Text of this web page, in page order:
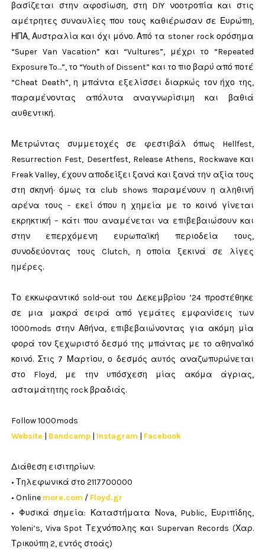
βασίζεται στην αφοσίωση, στη DIY νοοτροπία και στις
αμέτρητες συναυλίες που τους καθιέρωσαν σε Ευρώπη,
ΗΠΑ, Αυστραλία και όχι μόνο. Από τα stoner rock ορόσημα
“Super Van Vacation” και “Vultures”, μέχρι το “Repeated
Exposure To…”, το “Youth of Dissent” και το πιο βαρύ από ποτέ
“Cheat Death”, η μπάντα εξελίσσει διαρκώς τον ήχο της,
παραμένοντας απόλυτα αναγνωρίσιμη και βαθιά
αυθεντική.
Μετρώντας συμμετοχές σε φεστιβάλ όπως Hellfest,
Resurrection Fest, Desertfest, Release Athens, Rockwave και
Freak Valley, έχουν αποδείξει ξανά και ξανά την αξία τους
στη σκηνή· όμως τα club shows παραμένουν η αληθινή
αρένα τους - εκεί όπου η χημεία με το κοινό γίνεται
εκρηκτική – κάτι που αναμένεται να επιβεβαιώσουν και
στην επερχόμενη ευρωπαϊκή περιοδεία τους,
συνοδεύοντας τους Clutch, η οποία ξεκινά σε λίγες
ημέρες.
Το εκκωφαντικό sold-out του Δεκεμβρίου ’24 προστέθηκε
σε μια μακρά σειρά από γεμάτες εμφανίσεις των
1000mods στην Αθήνα, επιβεβαιώνοντας για ακόμη μία
φορά τον ξεχωριστό δεσμό της μπάντας με το αθηναϊκό
κοινό. Στις 7 Μαρτίου, ο δεσμός αυτός αναζωπυρώνεται
στο Floyd, με την υπόσχεση μίας ακόμα άγριας,
ασταμάτητης rock βραδιάς.
Follow 1000mods
Website | Bandcamp| Instagram | Facebook
Διάθεση εισιτηρίων:
• Τηλεφωνικά στο 2117700000
• Online more.com / Floyd.gr
• Φυσικά σημεία: Καταστήματα Νova, Public, Ευριπίδης,
Yoleni’s, Viva Spot Τεχνόπολης και Supervan Records (Χαρ.
Τρικούπη 2, εντός στοάς)